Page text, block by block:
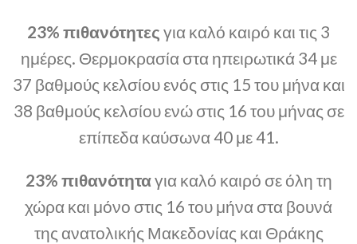
23% πιθανότητες για καλό καιρό και τις 3
ημέρες. Θερμοκρασία στα ηπειρωτικά 34 με
37 βαθμούς κελσίου ενός στις 15 του μήνα και
38 βαθμούς κελσίου ενώ στις 16 του μήνας σε
επίπεδα καύσωνα 40 με 41.
23% πιθανότηταγια καλό καιρό σε όλη τη
χώρα και μόνο στις 16 του μήνα στα βουνά
της ανατολικής Μακεδονίας και Θράκης